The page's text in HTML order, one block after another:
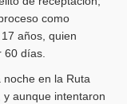
como
años, quien
días.
en la Ruta
aunque intentaron